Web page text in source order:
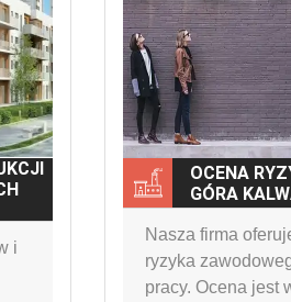
i
OCENA
GÓRA
Nasza firma
ryzyka
pracy. Ocena jest